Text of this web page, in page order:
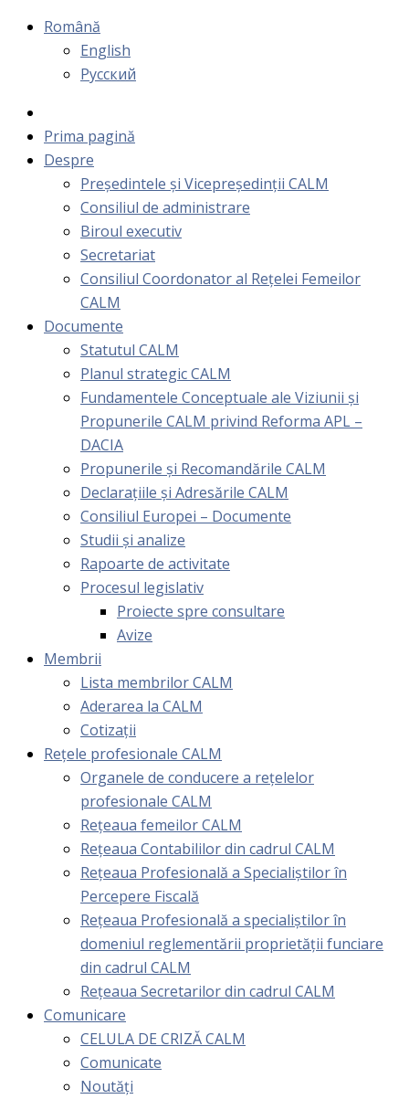
Română
English
Русский
Prima pagină
Despre
Președintele și Vicepreședinții CALM
Consiliul de administrare
Biroul executiv
Secretariat
Consiliul Coordonator al Rețelei Femeilor
CALM
Documente
Statutul CALM
Planul strategic CALM
Fundamentele Conceptuale ale Viziunii și
Propunerile CALM privind Reforma APL –
DACIA
Propunerile și Recomandările CALM
Declarațiile și Adresările CALM
Consiliul Europei – Documente
Studii și analize
Rapoarte de activitate
Procesul legislativ
Proiecte spre consultare
Avize
Membrii
Lista membrilor CALM
Aderarea la CALM
Cotizaţii
Rețele profesionale CALM
Organele de conducere a rețelelor
profesionale CALM
Rețeaua femeilor CALM
Rețeaua Contabililor din cadrul CALM
Rețeaua Profesională a Specialiștilor în
Percepere Fiscală
Reţeaua Profesională a specialiştilor în
domeniul reglementării proprietăţii funciare
din cadrul CALM
Rețeaua Secretarilor din cadrul CALM
Comunicare
CELULA DE CRIZĂ CALM
Comunicate
Noutăți